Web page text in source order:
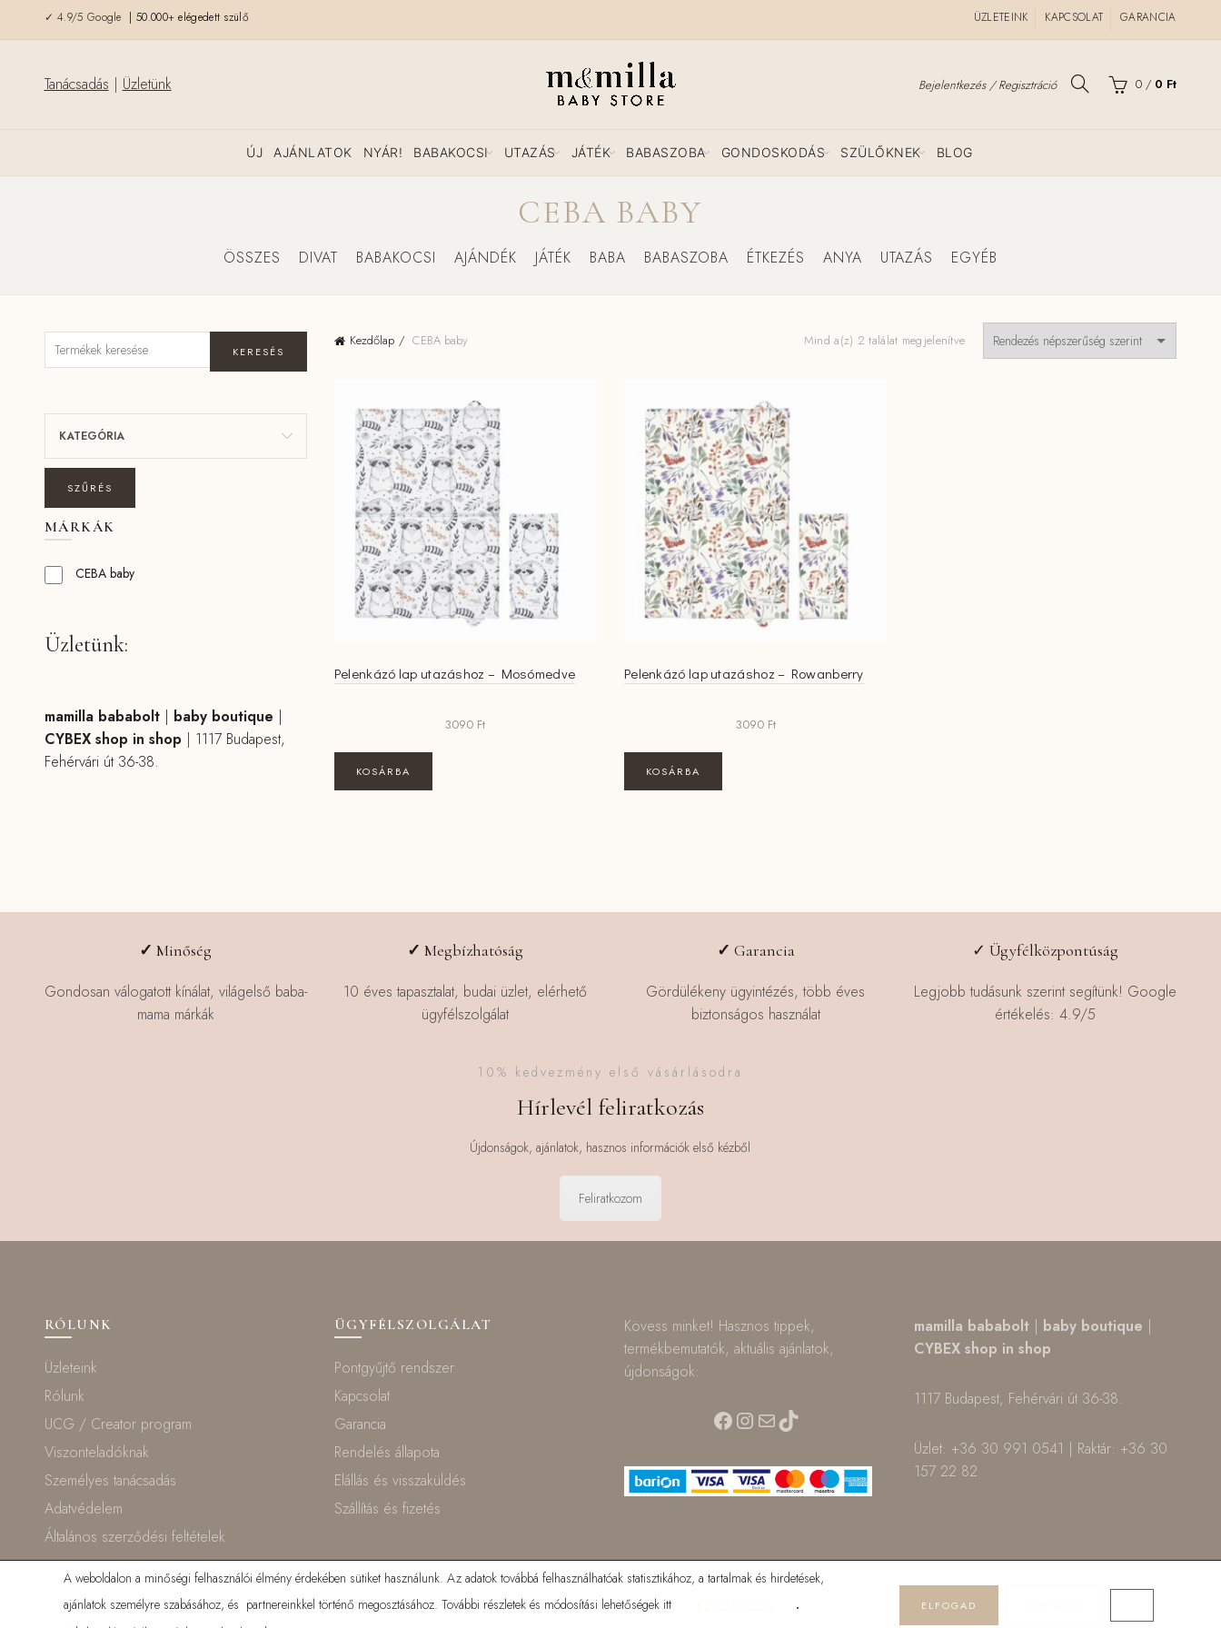
✓ 4.9/5 Google | 50.000+ elégedett szülő ÜZLETEINK KAPCSOLAT GARANCIA
Tanácsadás | Üzletünk Bejelentkezés / Regisztráció 0 / 0 Ft
ÚJ AJÁNLATOK NYÁR! BABAKOCSI UTAZÁS JÁTÉK BABASZOBA GONDOSKODÁS SZÜLŐKNEK BLOG
CEBA BABY
ÖSSZES DIVAT BABAKOCSI AJÁNDÉK JÁTÉK BABA BABASZOBA ÉTKEZÉS ANYA UTAZÁS EGYÉB
Kezdőlap CEBA baby Mind a(z) 2 találat megjelenítveSorted
Pelenkázó lap utazáshoz – Mosómedve
3090 Ft
KOSÁRBA
Pelenkázó lap utazáshoz – Rowanberry
3090 Ft
KOSÁRBA
KERESÉS
KATEGÓRIA
SZŰRÉS
MÁRKÁK
CEBA baby
Üzletünk:
mamilla bababolt| baby boutique |
CYBEX shop in shop | 1117 Budapest,
Fehérvári út 36-38.
✓Minőség
Gondosan válogatott kínálat, világelső baba-
mama márkák
✓Megbízhatóság
10 éves tapasztalat, budai üzlet, elérhető
ügyfélszolgálat
✓ Garancia
Gördülékeny ügyintézés, több éves
biztonságos használat
✓ Ügyfélközpontúság
Legjobb tudásunk szerint segítünk! Google
értékelés: 4.9/5
10% kedvezmény első vásárlásodra
Hírlevél feliratkozás
Újdonságok, ajánlatok, hasznos információk első kézből
Feliratkozom
RÓLUNK
Üzleteink
Rólunk
UCG / Creator program
Viszonteladóknak
Személyes tanácsadás
Adatvédelem
Általános szerződési feltételek
ÜGYFÉLSZOLGÁLAT
Pontgyűjtő rendszer
Kapcsolat
Garancia
Rendelés állapota
Elállás és visszaküldés
Szállítás és fizetés
Kövess minket! Hasznos tippek,
termékbemutatók, aktuális ajánlatok,
újdonságok:
Facebook
Instagram
MailTikTok
mamilla bababolt | baby boutique |
CYBEX shop in shop
1117 Budapest, Fehérvári út 36-38.
Üzlet: +36 30 991 0541 | Raktár: +36 30
157 22 82
A weboldalon a minőségi felhasználói élmény érdekében sütiket használunk. Az adatok továbbá felhasználhatóak statisztikához, a tartalmak és hirdetések,
ajánlatok személyre szabásához, és partnereinkkel történő megosztásához. További részletek és módosítási lehetőségek itt
.
ELFOGAD